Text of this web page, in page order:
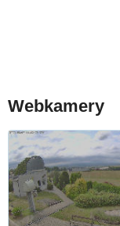
Webkamery